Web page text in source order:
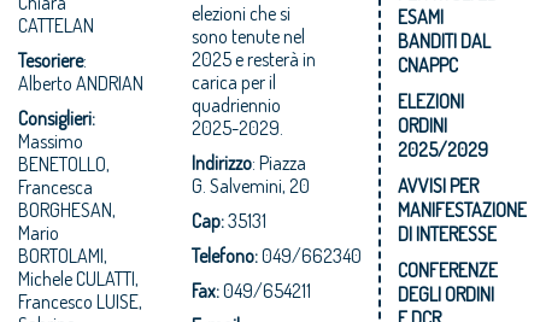
CATTELAN
Tesoriere:
Alberto ANDRIAN
Consiglieri:
Massimo
BENETOLLO,
Francesca
BORGHESAN,
Mario
BORTOLAMI,
Michele CULATTI,
Francesco LUISE,
elezioni che si
sono tenute nel
2025 e resterà in
carica per il
quadriennio
2025-2029.
Indirizzo: Piazza
G. Salvemini, 20
Cap:35131
Telefono:049/662340
Fax:049/654211
ESAMI
BANDITI DAL
CNAPPC
ELEZIONI
ORDINI
2025/2029
AVVISI PER
MANIFESTAZIONE
DI INTERESSE
CONFERENZE
DEGLI ORDINI